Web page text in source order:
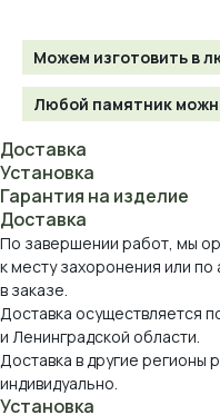
Можем изготовить в
Любой памятник
Доставка
Установка
Гарантия на изделие
Доставка
По завершении работ, мы
к месту захоронения или по
в заказе.
Доставка осуществляется
и Ленинградской области.
Доставка в другие регионы
индивидуально.
Установка